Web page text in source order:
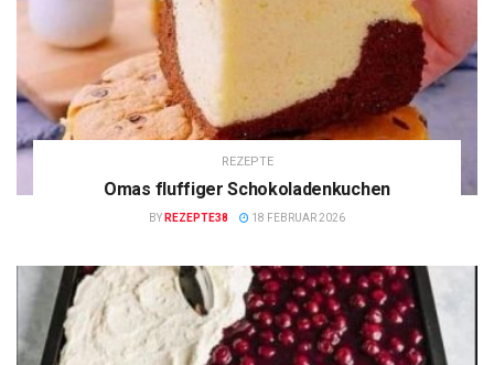
REZEPTE
Omas fluffiger Schokoladenkuchen
BY REZEPTE38 18 FEBRUAR 2026